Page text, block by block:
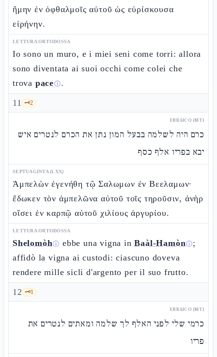
ἤμην ἐν ὀφθαλμοῖς αὐτοῦ ὡς εὑρίσκουσα
εἰρήνην.
LETTURA ORTODOSSA
Io sono un muro, e i miei seni come torri: allora
sono diventata ai suoi occhi come colei che
trova paceⓘ.
11 🗝️2
EBRAICO (MT)
כרם היה לשלמה בבעל המון נתן את הכרם לנטרים איש
יבא בפריו אלף כסף
SEPTUAGINTA (LXX)
Ἀμπελὼν ἐγενήθη τῷ Σαλωμων ἐν Βεελαμων·
ἔδωκεν τὸν ἀμπελῶνα αὐτοῦ τοῖς τηροῦσιν, ἀνὴρ
οἴσει ἐν καρπῷ αὐτοῦ χιλίους ἀργυρίου.
LETTURA ORTODOSSA
Shelomòhⓘ ebbe una vigna inBaàl-Hamònⓘ;
affidò la vigna ai custodi: ciascuno doveva
rendere mille sicli d'argento per il suo frutto.
12 🗝️1
EBRAICO (MT)
כרמי שלי לפני האלף לך שלמה ומאתים לנטרים את
פריו